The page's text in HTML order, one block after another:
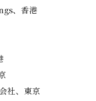
、香港
社、東京